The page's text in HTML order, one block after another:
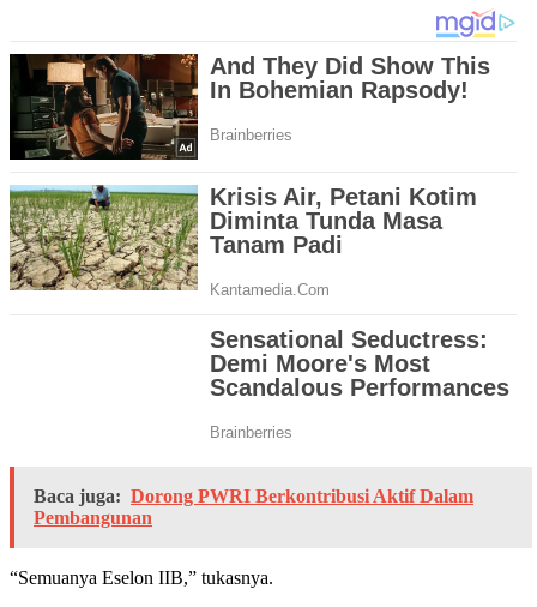
Baca juga: Dorong PWRI Berkontribusi Aktif Dalam
Pembangunan
“Semuanya Eselon IIB,” tukasnya.